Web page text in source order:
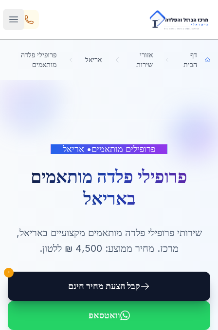
Skip to main content
דף
הבית
אזורי
שירות
אריאל
פרופילי פלדה
מותאמים
פרופילים מותאמים• אריאל
פרופילי פלדה מותאמים
באריאל
שירותיפרופילי פלדה מותאמים מקצועיים באריאל,
מרכז. מחיר ממוצע: 4,500 ₪ ללטון.
קבל הצעת מחיר חינם
!
וואטסאפ